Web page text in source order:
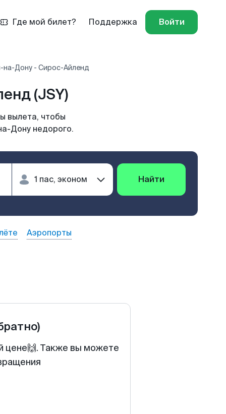
Где мой билет? Поддержка Войти
на-Дону - Сирос-Айленд
(JSY)
вылета, чтобы
Дону недорого.
Найти
Аэропорты
цене🙌. Также вы можете